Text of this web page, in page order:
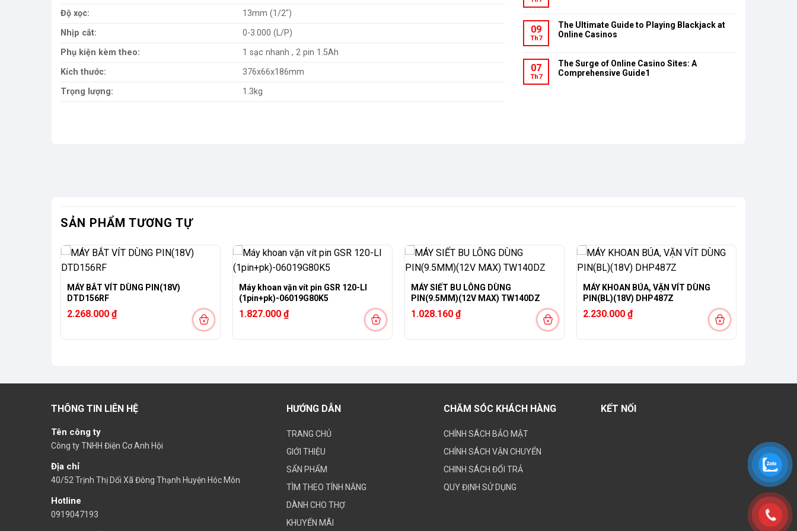
Độ xọc:
13mm (1/2″)
Nhịp cắt:
0-3.000 (L/P)
Phụ kiện kèm theo:
1 sạc nhanh , 2 pin 1.5Ah
Kích thước:
376x66x186mm
Trọng lượng:
1.3kg
09
Th7
The Ultimate Guide to Playing Blackjack at
Online Casinos
07
Th7
The Surge of Online Casino Sites: A
Comprehensive Guide1
SẢN PHẨM TƯƠNG TỰ
MÁY BẮT VÍT DÙNG PIN(18V)
DTD156RF
2.268.000 ₫
Máy khoan vặn vít pin GSR 120-LI
(1pin+pk)-06019G80K5
1.827.000 ₫
MÁY SIẾT BU LÔNG DÙNG
PIN(9.5MM)(12V MAX) TW140DZ
1.028.160 ₫
MÁY KHOAN BÚA, VẶN VÍT DÙNG
PIN(BL)(18V) DHP487Z
2.230.000 ₫
THÔNG TIN LIÊN HỆ
Tên công ty
Công ty TNHH Điện Cơ Anh Hội
Địa chỉ
40/52 Trịnh Thị Dối Xã Đông Thạnh Huyện Hóc Môn
Hotline
0919047193
HƯỚNG DẪN
TRANG CHỦ
GIỚI THIỆU
SẨN PHẨM
TÌM THEO TÍNH NĂNG
DÀNH CHO THỢ
KHUYẾN MÃI
CHĂM SÓC KHÁCH HÀNG
CHÍNH SÁCH BẢO MẬT
CHÍNH SÁCH VẬN CHUYỂN
CHINH SÁCH ĐỔI TRẢ
QUY ĐỊNH SỬ DỤNG
KẾT NỐI